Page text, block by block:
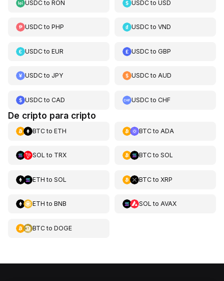
USDCto RON USDCtoUSD
USDCto PHP USDCtoVND
USDCto EUR USDCtoGBP
USDCto JPY USDCtoAUD
USDCto CAD USDCtoCHF
De cripto para cripto
BTCto ETH BTCto ADA
SOL to TRX BTCto SOL
ETH to SOL BTCto XRP
ETH to BNB SOL to AVAX
BTCto DOGE